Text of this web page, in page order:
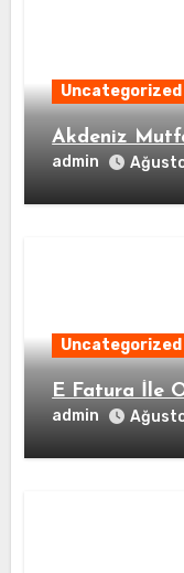
Uncategorized
Akdeniz
admin
Uncategorized
E Fatura İle
admin